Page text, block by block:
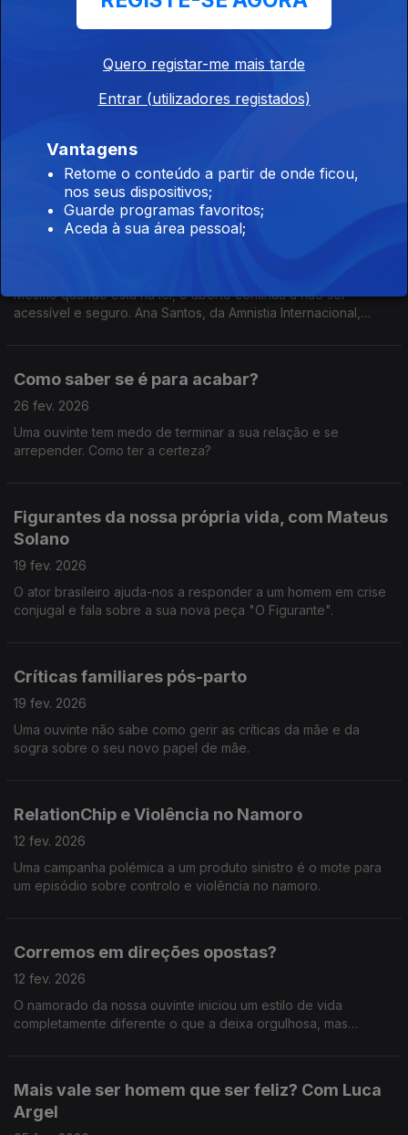
Instagram só lhe sugere contas de senhoras desnudas. O que
diz isto sobre ele e sobre a relação?
Namoro arruinou amizade?
Uma amiga cobra a nossa ouvinte de ter "desaparecido"
desde que começou a namorar.
IVG e direitos humanos, com Ana Santos
Mesmo quando está na lei, o aborto continua a não ser
acessível e seguro. Ana Santos, da Amnistia Internacional,
Como saber se é para acabar?
26 fev. 2026
Uma ouvinte tem medo de terminar a sua relação e se
arrepender. Como ter a certeza?
Figurantes da nossa própria vida, com Mateus
Solano
19 fev. 2026
O ator brasileiro ajuda-nos a responder a um homem em crise
conjugal e fala sobre a sua nova peça "O Figurante".
Críticas familiares pós-parto
19 fev. 2026
Uma ouvinte não sabe como gerir as críticas da mãe e da
sogra sobre o seu novo papel de mãe.
RelationChip e Violência no Namoro
12 fev. 2026
Uma campanha polémica a um produto sinistro é o mote para
um episódio sobre controlo e violência no namoro.
Corremos em direções opostas?
12 fev. 2026
O namorado da nossa ouvinte iniciou um estilo de vida
completamente diferente o que a deixa orgulhosa, mas
Mais vale ser homem que ser feliz? Com Luca
Argel
Quero registar-me mais tarde
Entrar (utilizadores registados)
Vantagens
Retome o conteúdo a partir de onde ficou,
nos seus dispositivos;
Guarde programas favoritos;
Aceda à sua área pessoal;